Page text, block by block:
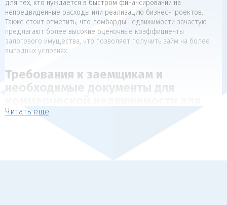
для тех, кто нуждается в быстром финансировании на
непредвиденные расходы или реализацию бизнес-проектов.
Также стоит отметить, что ломбарды недвижимости зачастую
предлагают более высокие оценочные коэффициенты
залогового имущества, что позволяет получить займ на более
выгодных условиях.
Требования к заемщикам и
необходимые документы для
коммерческой недвижимости
Читать еще